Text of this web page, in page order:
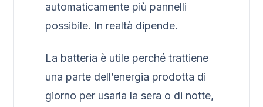
automaticamente più pannelli
possibile. In realtà dipende.
La batteria è utile perché trattiene
una parte dell’energia prodotta di
giorno per usarla la sera o di notte,